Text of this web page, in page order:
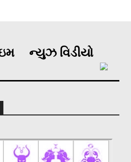
ન્યુઝ વિડીયો